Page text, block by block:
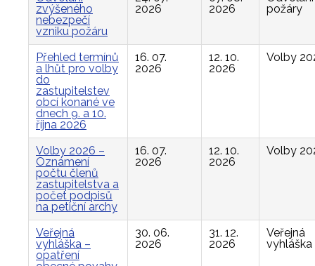
zvýšeného
nebezpečí
vzniku požáru
2026
2026
požáry
Přehled termínů
a lhůt pro volby
do
zastupitelstev
obcí konané ve
dnech 9. a 10.
října 2026
16. 07.
2026
12. 10.
2026
Volby
Volby 2026 –
Oznámení
počtu členů
zastupitelstva a
počet podpisů
na petiční archy
16. 07.
2026
12. 10.
2026
Volby
Veřejná
vyhláška –
opatření
30. 06.
2026
31. 12.
2026
Veřejná
vyhláška